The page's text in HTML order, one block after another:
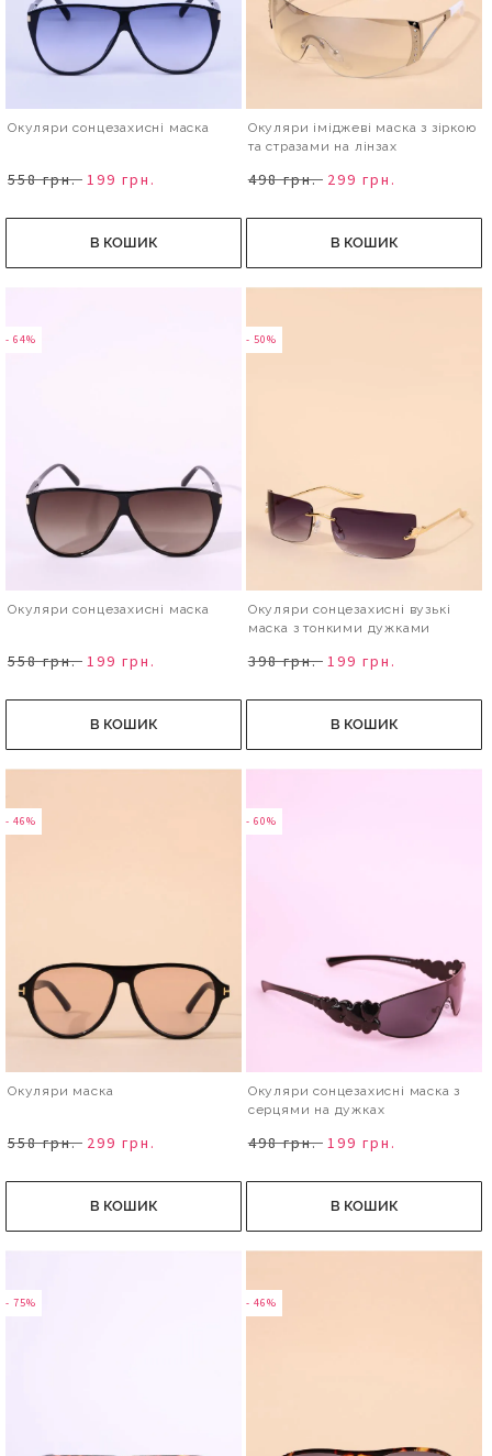
Окуляри сонцезахисні маска
558 грн. 199 грн.
В КОШИК
Окуляри іміджеві маска з зіркою
та стразами на лінзах
498 грн. 299 грн.
В КОШИК
- 64%
Окуляри сонцезахисні маска
558 грн. 199 грн.
В КОШИК
- 50%
Окуляри сонцезахисні вузькі
маска з тонкими дужками
398 грн. 199 грн.
В КОШИК
- 46%
Окуляри маска
558 грн. 299 грн.
В КОШИК
- 60%
Окуляри сонцезахисні маска з
серцями на дужках
498 грн. 199 грн.
В КОШИК
- 75% - 46%